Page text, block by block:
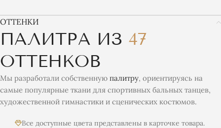
ОТТЕНКИ
ПАЛИТРА ИЗ 47
ОТТЕНКОВ
Мы разработали собственную палитру, ориентируясь на
самые популярные ткани для спортивных бальных танцев,
художественной гимнастики и сценических костюмов.
Все доступные цвета представлены в карточке товара.